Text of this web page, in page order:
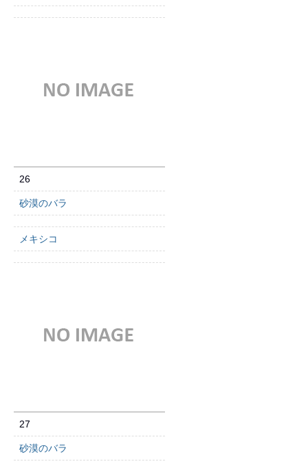
26
砂漠のバラ
メキシコ
27
砂漠のバラ